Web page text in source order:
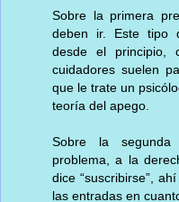
Sobre la primera
deben ir. Este tipo
desde el principio,
cuidadores suelen
que le trate un
teoría del apego.
Sobre la segunda
problema, a la
dice “suscribirse”,
las entradas en